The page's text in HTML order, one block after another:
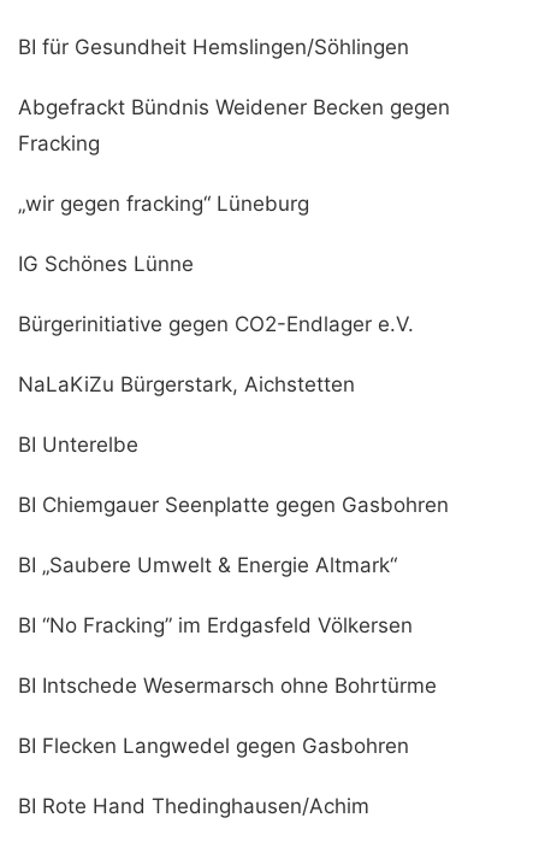
BI für Gesundheit Hemslingen/Söhlingen
Abgefrackt Bündnis Weidener Becken gegen
Fracking
„wir gegen fracking“ Lüneburg
IG Schönes Lünne
Bürgerinitiative gegen CO2-Endlager e.V.
NaLaKiZu Bürgerstark, Aichstetten
BI Unterelbe
BI Chiemgauer Seenplatte gegen Gasbohren
BI „Saubere Umwelt & Energie Altmark“
BI “No Fracking” im Erdgasfeld Völkersen
BI Intschede Wesermarsch ohne Bohrtürme
BI Flecken Langwedel gegen Gasbohren
BI Rote Hand Thedinghausen/Achim